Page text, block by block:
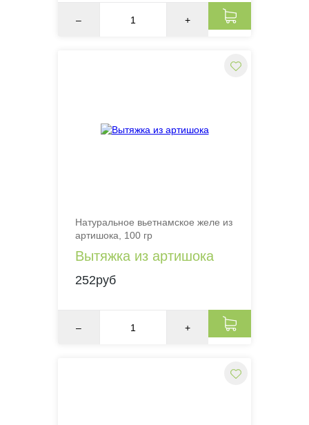
– +
Натуральное вьетнамское желе из
артишока, 100 гр
Вытяжка из артишока
252руб
– +